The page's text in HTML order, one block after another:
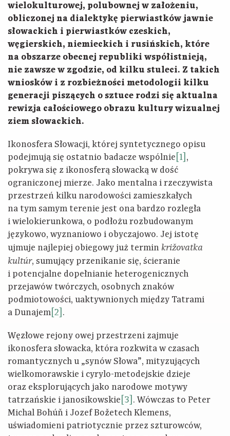
wielokulturowej, polubownej w założeniu,
obliczonej na dialektykę pierwiastków jawnie
słowackich i pierwiastków czeskich,
węgierskich, niemieckich i rusińskich, które
na obszarze obecnej republiki współistnieją,
nie zawsze w zgodzie, od kilku stuleci. Z takich
wniosków i z rozbieżności metodologii kilku
generacji piszących o sztuce rodzi się aktualna
rewizja całościowego obrazu kultury wizualnej
ziem słowackich.
Ikonosfera Słowacji, której syntetycznego opisu
podejmują się ostatnio badacze wspólnie [1] ,
pokrywa się z ikonosferą słowacką w dość
ograniczonej mierze. Jako mentalna i rzeczywista
przestrzeń kilku narodowości zamieszkałych
na tym samym terenie jest ona bardzo rozległa
i wielokierunkowa, o podłożu rozbudowanym
językowo, wyznaniowo i obyczajowo. Jej istotę
ujmuje najlepiej obiegowy już termin križovatka
kultúr, sumujący przenikanie się, ścieranie
i potencjalne dopełnianie heterogenicznych
przejawów twórczych, osobnych znaków
podmiotowości, uaktywnionych między Tatrami
a Dunajem [2] .
Węzłowe rejony owej przestrzeni zajmuje
ikonosfera słowacka, która rozkwita w czasach
romantycznych u „synów Słowa”, mityzujących
wielkomorawskie i cyrylo-metodejskie dzieje
oraz eksplorujących jako narodowe motywy
tatrzańskie i janosikowskie [3] . Wówczas to Peter
Michal Bohúň i Jozef Božetech Klemens,
uświadomieni patriotycznie przez szturowców,